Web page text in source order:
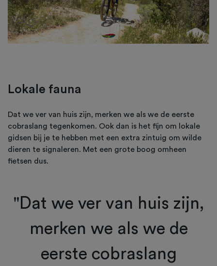
Lokale fauna
Dat we ver van huis zijn, merken we als we de eerste
cobraslang tegenkomen. Ook dan is het fijn om lokale
gidsen bij je te hebben met een extra zintuig om wilde
dieren te signaleren. Met een grote boog omheen
fietsen dus.
"Dat we ver van huis zijn,
merken we als we de
eerste cobraslang